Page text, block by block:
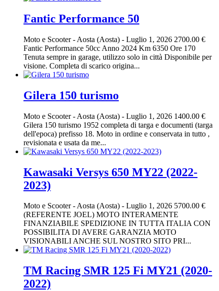
Fantic Performance 50
Moto e Scooter- Aosta (Aosta) - Luglio 1, 2026 2700.00 €
Fantic Performance 50cc Anno 2024 Km 6350 Ore 170
Tenuta sempre in garage, utilizzo solo in città Disponibile per
visione. Completa di scarico origina...
Gilera 150 turismo
Moto e Scooter- Aosta (Aosta) - Luglio 1, 2026 1400.00 €
Gilera 150 turismo 1952 completa di targa e documenti (targa
dell'epoca) prefisso 18. Moto in ordine e conservata in tutto ,
revisionata e usata da me...
Kawasaki Versys 650 MY22 (2022-
2023)
Moto e Scooter-Aosta (Aosta) - Luglio 1, 2026 5700.00 €
(REFERENTE JOEL) MOTO INTERAMENTE
FINANZIABILE SPEDIZIONE IN TUTTA ITALIA CON
POSSIBILITA DI AVERE GARANZIA MOTO
VISIONABILI ANCHE SUL NOSTRO SITO PRI...
TM Racing SMR 125 Fi MY21 (2020-
2022)